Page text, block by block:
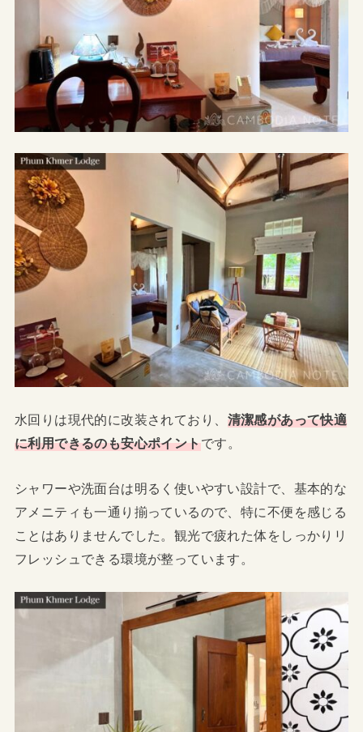
水回りは現代的に改装されており、 清潔感があって快適
に利用できるのも安心ポイントです。
シャワーや洗面台は明るく使いやすい設計で、基本的な
アメニティも一通り揃っているので、特に不便を感じる
ことはありませんでした。観光で疲れた体をしっかりリ
フレッシュできる環境が整っています。